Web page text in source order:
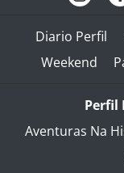
Diario Perfil
Weekend
Perfil
Aventuras Na